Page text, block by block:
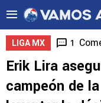
LIGA MX 1
Erik Lira
campeón de